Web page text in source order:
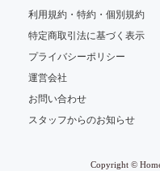
利用規約・特約・個別規約
特定商取引法に基づく表示
プライバシーポリシー
運営会社
お問い合わせ
スタッフからのお知らせ
Copyright ©